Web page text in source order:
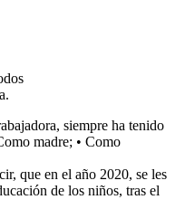
siempre ha tenido
madre; • Como
que en el año 2020, se les
de los niños, tras el